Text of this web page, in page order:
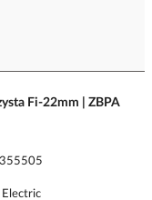
Fi-22mm | ZBPA
Electric